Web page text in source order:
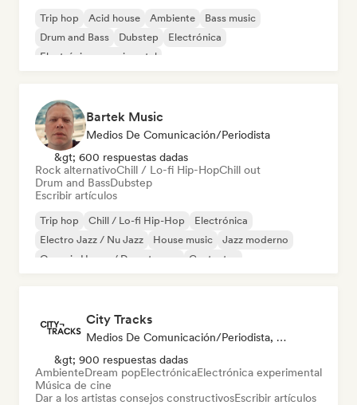
Trip hop Acid house Ambiente
Bass music
Drum and Bass
Dubstep
Electrónica
Electrónica experimental
Bartek Music
Medios De Comunicación/Periodista
&gt; 600 respuestas dadas
Rock alternativoChill / Lo-fi Hip-HopChill out
Drum and BassDubstep
Escribir artículos
Trip hop Chill / Lo-fi Hip-Hop
Electrónica
Electro Jazz / Nu Jazz
House music
Jazz moderno
Organic House / Downtempo
Cantautor
City Tracks
Medios De Comunicación/Periodista, Mentor
&gt; 900 respuestas dadas
AmbienteDream popElectrónicaElectrónica experimental
Música de cine
Dar a los artistas consejos constructivosEscribir artículos